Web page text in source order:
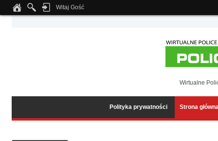
Notice: Undefined index: tapatalk_body_hook in
Witaj Gość
Wirtualne
Polityka prywatności Strona